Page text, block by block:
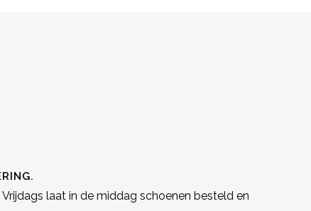
laat in de middag schoenen besteld en